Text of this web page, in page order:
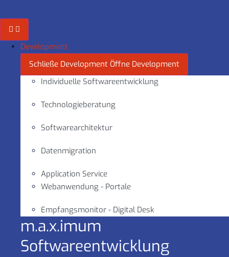
Inhalt
springen
Development
Schließe Development Öffne Development
Individuelle Softwareentwicklung
Technologieberatung
Softwarearchitektur
Datenmigration
Application Service
Webanwendung - Portale
Empfangsmonitor - Digital Desk
m.a.x.imum
Software­entwicklung